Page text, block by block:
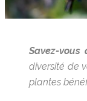
Savez-vous
diversité de
plantes